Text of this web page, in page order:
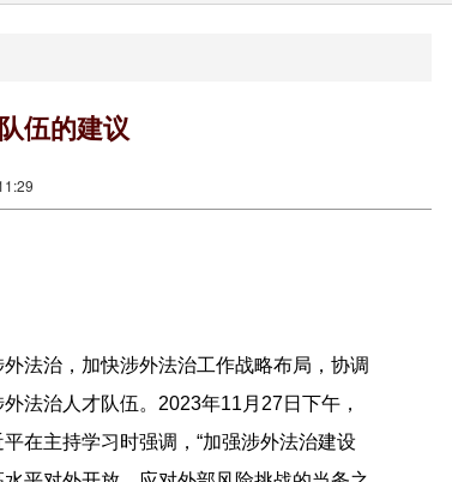
伍的建议
法治，加快涉外法治工作战略布局，协调
法治人才队伍。2023年11月27日下午，
在主持学习时强调，“加强涉外法治建设